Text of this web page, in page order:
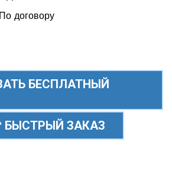
По договору
БЕСПЛАТНЫЙ
ЗАКАЗ